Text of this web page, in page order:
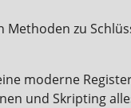
zu
moderne
und Skripting